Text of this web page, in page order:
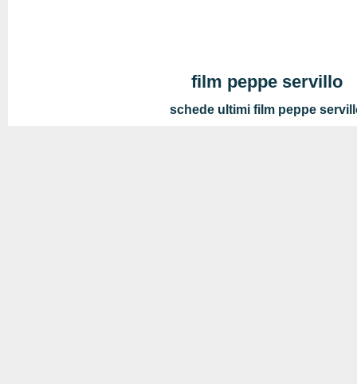
film peppe servillo
schede ultimi film peppe